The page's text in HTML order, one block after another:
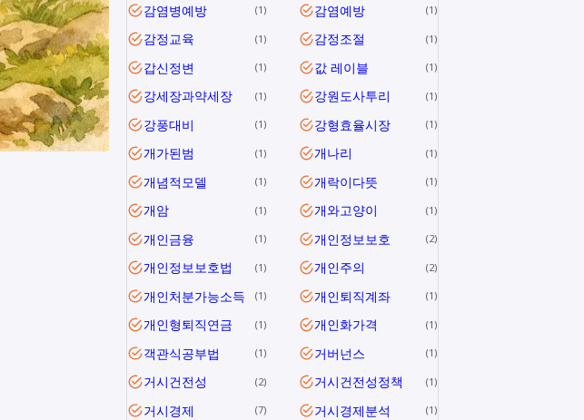
감염병예방 1 감염예방 1
감정교육 1 감정조절 1
갑신정변 1 값 레이블 1
강세장과약세장 1 강원도사투리 1
강풍대비 1 강형효율시장 1
개가된범 1 개나리 1
개념적모델 1 개락이다뜻 1
개암 1 개와고양이 1
개인금융 1 개인정보보호 2
개인정보보호법 1 개인주의 2
개인처분가능소득 1 개인퇴직계좌 1
개인형퇴직연금 1 개인화가격 1
객관식공부법 1 거버넌스 1
거시건전성 2 거시건전성정책 1
거시경제 7 거시경제분석 1